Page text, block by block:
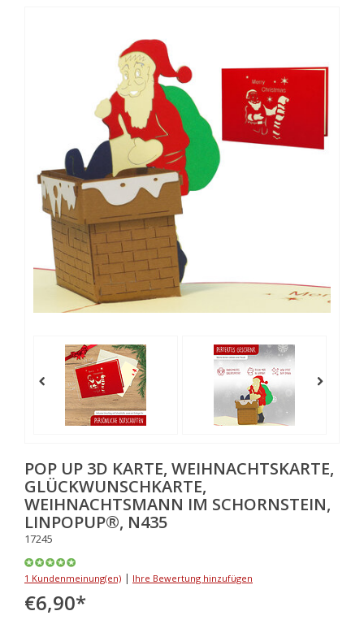
POP UP 3D KARTE, WEIHNACHTSKARTE,
GLÜCKWUNSCHKARTE,
WEIHNACHTSMANN IM SCHORNSTEIN,
LINPOPUP®, N435
17245
1 Kundenmeinung(en) | Ihre Bewertung hinzufügen
€6,90*